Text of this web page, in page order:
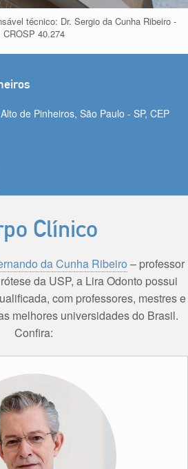
técnico: Dr. Sergio da Cunha Ribeiro -
CROSP 40.274
de Pinheiros, São Paulo - SP, CEP
Clínico
da Cunha Ribeiro – professor
da USP, a Lira Odonto possui
com professores, mestres e
melhores universidades do Brasil.
Confira: